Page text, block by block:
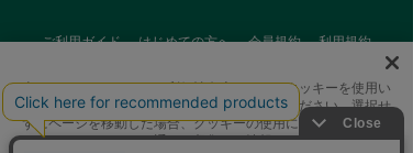
ご利用ガイド はじめての方へ 会員規約 利用規約
採用情報 FAQ お問い合わせ
当サイトでは、サイトの利便性向上のためにクッキーを使用い
たします。ボタンから同意の可否を選択してください。選択せ
ずにページを移動した場合、クッキーの使用に同意したことに
なります。クッキーを通じて収集する情報には「お客様個人を